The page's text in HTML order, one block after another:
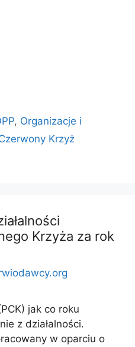
, Organizacje i
Krzyż
Krzyża za rok
jak co roku
z działalności.
w oparciu o